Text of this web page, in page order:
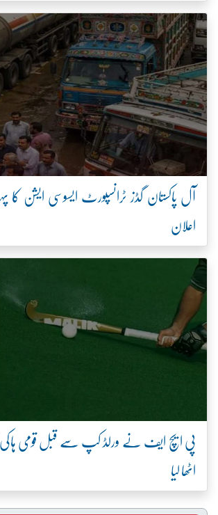
آل پاکستان گڈز ٹرانسپورٹ ایسوسی ایشن کا
اعلان
پی ایچ ایف نے ورلڈ کپ سے قبل قومی ہاکی
اٹھا لیا